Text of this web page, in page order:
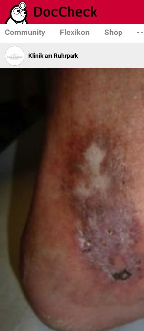
Community Flexikon Shop
Klinik am Ruhrpark